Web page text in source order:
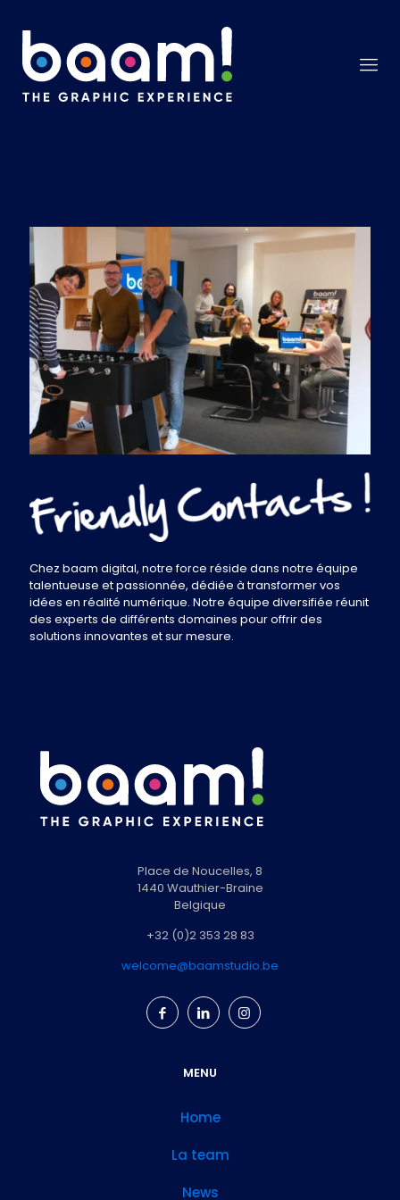
Chez baam digital, notre force réside dans notre équipe
talentueuse et passionnée, dédiée à transformer vos
idées en réalité numérique. Notre équipe diversifiée réunit
des experts de différents domaines pour offrir des
solutions innovantes et sur mesure.
Place de Noucelles, 8
1440 Wauthier-Braine
Belgique
+32 (0)2 353 28 83
welcome@baamstudio.be
MENU
Home
La team
News